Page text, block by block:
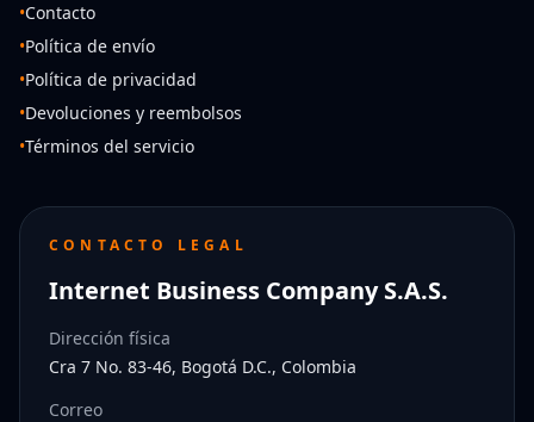
•Contacto
•Política de envío
•Política de privacidad
•Devoluciones y reembolsos
•Términos del servicio
CONTACTO LEGAL
Internet Business Company S.A.S.
Dirección física
Cra 7 No. 83-46, Bogotá D.C., Colombia
Correo